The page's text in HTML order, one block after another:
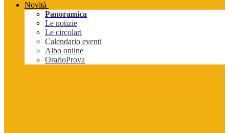
Novità
Panoramica
Le notizie
Le circolari
Calendario eventi
Albo online
OrarioProva